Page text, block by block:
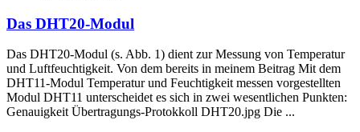
Das DHT20-Modul
Das DHT20-Modul (s. Abb. 1) dient zur Messung von Temperatur
und Luftfeuchtigkeit. Von dem bereits in meinem Beitrag Mit dem
DHT11-Modul Temperatur und Feuchtigkeit messen vorgestellten
Modul DHT11 unterscheidet es sich in zwei wesentlichen Punkten:
Genauigkeit Übertragungs-Protokkoll DHT20.jpg Die ...